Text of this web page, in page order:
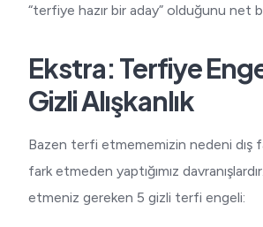
“terfiye hazır bir aday” olduğunu net
Ekstra: Terfiye
Gizli Alışkanlık
Bazen terfi etmememizin nedeni dış
fark etmeden yaptığımız
etmeniz gereken 5 gizli terfi engeli: